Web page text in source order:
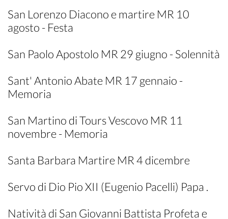
San Lorenzo Diacono e martire MR 10
agosto - Festa
San Paolo Apostolo MR 29 giugno - Solennità
Sant' Antonio Abate MR 17 gennaio -
Memoria
San Martino di Tours Vescovo MR 11
novembre - Memoria
Santa Barbara Martire MR 4 dicembre
Servo di Dio Pio XII (Eugenio Pacelli) Papa .
Natività di San Giovanni Battista Profeta e